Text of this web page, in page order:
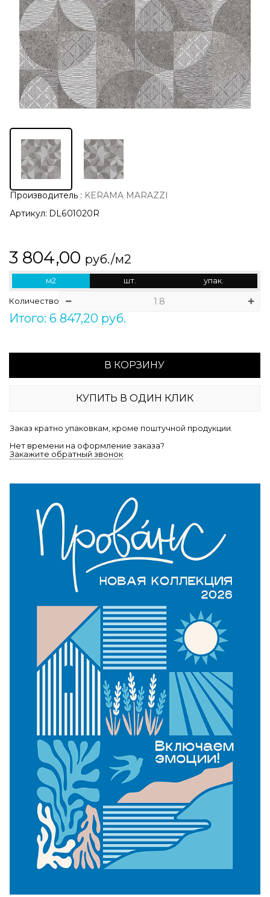
Производитель : KERAMA MARAZZI
Артикул: DL601020R
3 804,00 руб./м2
м2 шт. упак.
Количество
Итого: 6 847,20 руб.
В КОРЗИНУ
КУПИТЬ В ОДИН КЛИК
Заказ кратно упаковкам, кроме поштучной продукции.
Нет времени на оформление заказа?
Закажите обратный звонок